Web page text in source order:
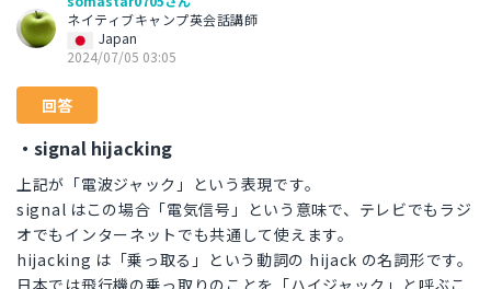
ネイティブキャンプ英会話講師
Japan
2024/07/05 03:05
回答
・signal hijacking
上記が「電波ジャック」という表現です。
signal はこの場合「電気信号」という意味で、テレビでもラジ
オでもインターネットでも共通して使えます。
hijacking は「乗っ取る」という動詞の hijack の名詞形です。